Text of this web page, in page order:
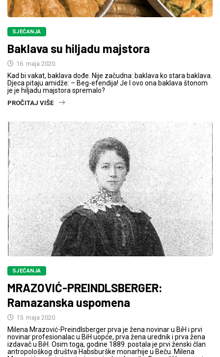
SJEĆANJA
Baklava su hiljadu majstora
16. maja 2020.
Kad bi vakat, baklava dođe. Nije začudna: baklava ko stara baklava.
Djeca pitaju amidže: – Beg-efendija! Je l ovo ona baklava štonom
je je hiljadu majstora spremalo?
PROČITAJ VIŠE
SJEĆANJA
MRAZOVIĆ-PREINDLSBERGER:
Ramazanska uspomena
15. maja 2020.
Milena Mrazović-Preindlsberger prva je žena novinar u BiH i prvi
novinar profesionalac u BiH uopće, prva žena urednik i prva žena
izdavač u BiH. Osim toga, godine 1889. postala je prvi ženski član
antropološkog društva Habsburške monarhije u Beču. Milena